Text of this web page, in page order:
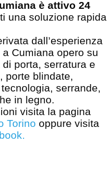
è attivo 24
una soluzione rapida
dall’esperienza
Cumiana opero su
porta, serratura e
porte blindate,
serrande,
in legno.
visita la pagina
Torino oppure visita
.